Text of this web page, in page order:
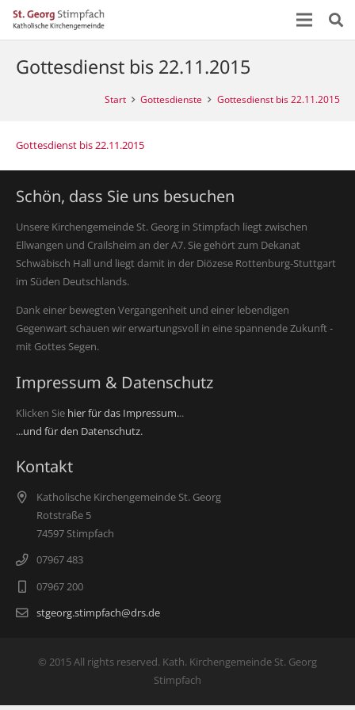
Gottesdienst bis 22.11.2015
Start Gottesdienste Gottesdienst bis 22.11.2015
Gottesdienst bis 22.11.2015
Schön, dass Sie uns besuchen
Unsere Kirchengemeinde St. Georg in Stimpfach liegt zwischen
Ellwangen und Crailsheim an der A7. Sie gehört zum Dekanat
Schwäbisch Hall und liegt damit in der Diözese Rottenburg-Stuttgart
im Süden Deutschlands.
Dank einer bewegten Vergangenheit und einer lebendigen
Gegenwart schauen wir erwartungsvoll in eine spannende Zukunft -
mit Gottes Segen.
Impressum & Datenschutz
Klicken Sie hier für das Impressum...
...und für den Datenschutz.
Kontakt
Katholische Kirchengemeinde St. Georg
Rotstraße 5
74597 Stimpfach
07967 483
07967 200
stgeorg.stimpfach@drs.de
© 2015 All rights reserved. Kath. Kirchengemeinde St. Georg
Stimpfach